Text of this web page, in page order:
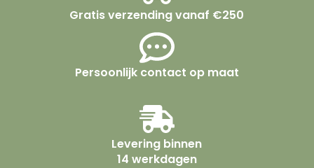
Gratis verzending vanaf €250
Persoonlijk contact op maat
Levering binnen
14 werkdagen